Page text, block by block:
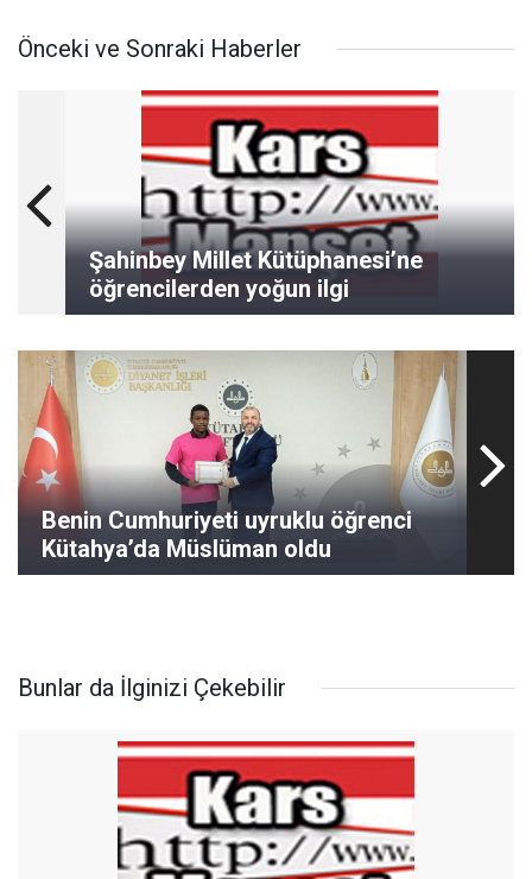
Önceki ve Sonraki Haberler
Şahinbey Millet Kütüphanesi’ne
öğrencilerden yoğun ilgi
Benin Cumhuriyeti uyruklu öğrenci
Kütahya’da Müslüman oldu
Bunlar da İlginizi Çekebilir